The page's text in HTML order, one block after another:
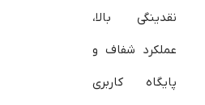
نقدینگی بالا،
عملکرد شفاف و
پایگاه کاربری